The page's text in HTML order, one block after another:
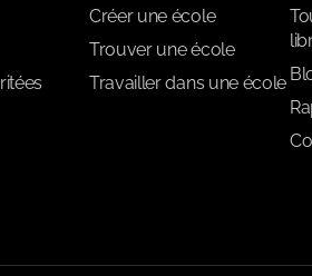
Créer une école
Trouver une école
Travailler dans une école